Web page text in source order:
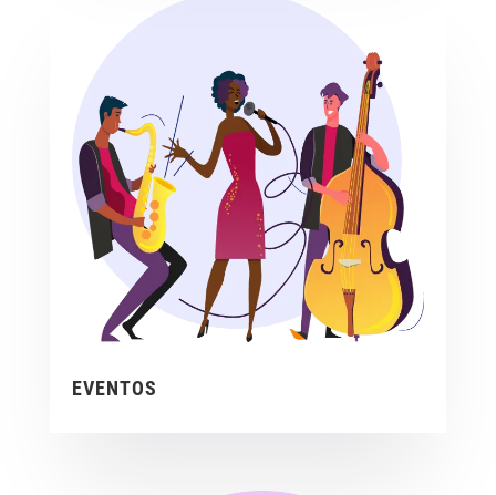
EVENTOS